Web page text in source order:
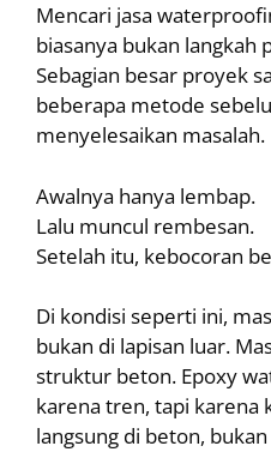
Mencari jasa
biasanya bukan langkah
Sebagian besar proyek
beberapa metode
menyelesaikan masalah.
Awalnya hanya lembap.
Lalu muncul rembesan.
Setelah itu, kebocoran
Di kondisi seperti ini,
bukan di lapisan luar.
struktur beton. Epoxy
karena tren, tapi karena
langsung di beton,